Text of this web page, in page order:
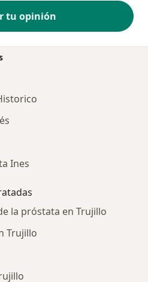
tu opinión
Ines
la próstata en Trujillo
Trujillo